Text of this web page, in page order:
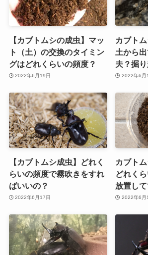
【カブトムシの成虫】マッ
ト（土）の交換のタイミン
グはどれくらいの頻度？
2022年6月19日
カブト
土から
夫？掘
2022年6月
【カブトムシ成虫】どれく
らいの頻度で霧吹きをすれ
ばいいの？
2022年6月17日
カブト
どれく
放置し
2022年6月